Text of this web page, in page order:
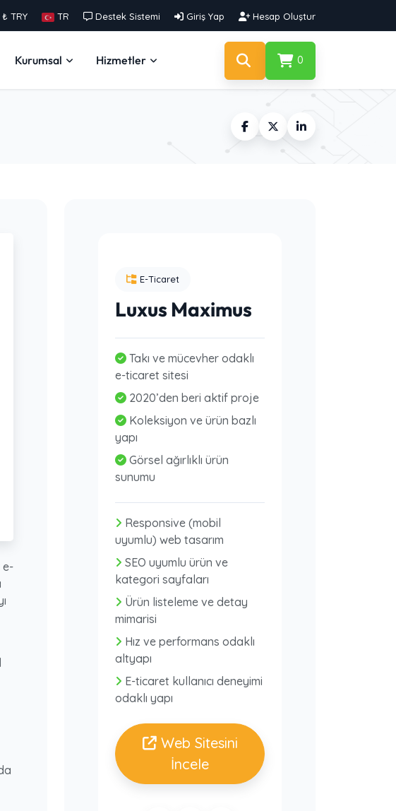
₺ TRY TR Destek Sistemi Giriş Yap Hesap Oluştur
Kurumsal Hizmetler 0
e-
E-Ticaret
Luxus Maximus
Takı ve mücevher odaklı
e-ticaret sitesi
2020’den beri aktif proje
Koleksiyon ve ürün bazlı
yapı
Görsel ağırlıklı ürün
sunumu
Responsive (mobil
uyumlu) web tasarım
SEO uyumlu ürün ve
kategori sayfaları
Ürün listeleme ve detay
mimarisi
Hız ve performans odaklı
altyapı
E-ticaret kullanıcı deneyimi
odaklı yapı
Web Sitesini
İncele